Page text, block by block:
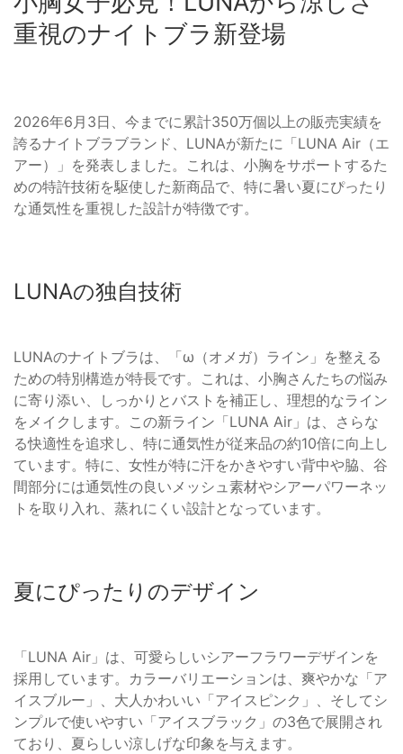
重視のナイトブラ新登場
2026年6月3日、今までに累計350万個以上の販売実績を
誇るナイトブラブランド、LUNAが新たに「LUNA Air（エ
アー）」を発表しました。これは、小胸をサポートするた
めの特許技術を駆使した新商品で、特に暑い夏にぴったり
な通気性を重視した設計が特徴です。
LUNAの独自技術
LUNAのナイトブラは、「ω（オメガ）ライン」を整える
ための特別構造が特長です。これは、小胸さんたちの悩み
に寄り添い、しっかりとバストを補正し、理想的なライン
をメイクします。この新ライン「LUNA Air」は、さらな
る快適性を追求し、特に通気性が従来品の約10倍に向上し
ています。特に、女性が特に汗をかきやすい背中や脇、谷
間部分には通気性の良いメッシュ素材やシアーパワーネッ
トを取り入れ、蒸れにくい設計となっています。
夏にぴったりのデザイン
「LUNA Air」は、可愛らしいシアーフラワーデザインを
採用しています。カラーバリエーションは、爽やかな「ア
イスブルー」、大人かわいい「アイスピンク」、そしてシ
ンプルで使いやすい「アイスブラック」の3色で展開され
ており、夏らしい涼しげな印象を与えます。